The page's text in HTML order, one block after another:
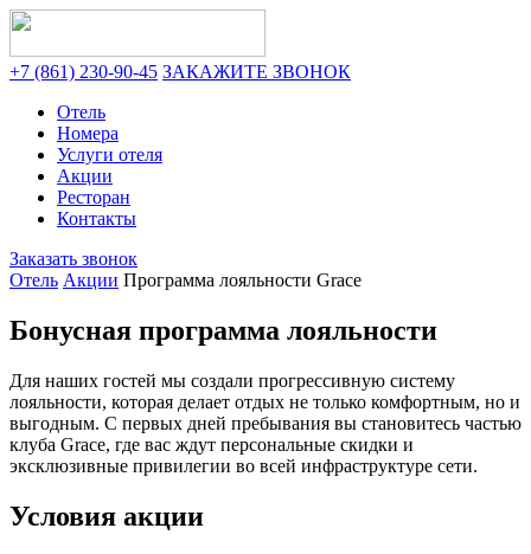
+7 (861) 230-90-45 ЗАКАЖИТЕ ЗВОНОК
Отель
Номера
Услуги отеля
Акции
Ресторан
Контакты
Заказать звонок
Отель Акции Программа лояльности Grace
Бонусная программа лояльности
Для наших гостей мы создали прогрессивную систему
лояльности, которая делает отдых не только комфортным, но и
выгодным. С первых дней пребывания вы становитесь частью
клуба Grace, где вас ждут персональные скидки и
эксклюзивные привилегии во всей инфраструктуре сети.
Условия акции